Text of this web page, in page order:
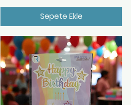
Sepete Ekle